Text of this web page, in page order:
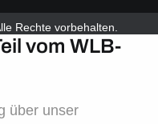
Rechte vorbehalten.
vom WLB-
über unser